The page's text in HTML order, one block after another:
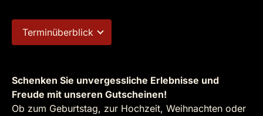
Terminüberblick
Schenken Sie unvergessliche Erlebnisse und
Freude mit unseren Gutscheinen!
Ob zum Geburtstag, zur Hochzeit, Weihnachten oder